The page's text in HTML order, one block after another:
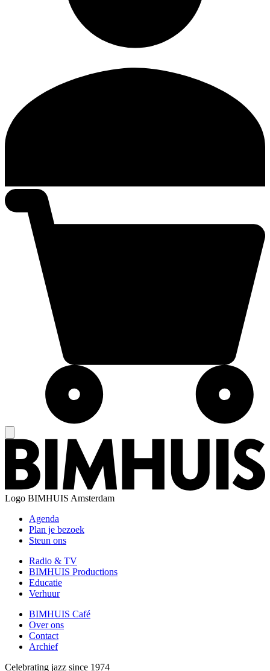
Logo BIMHUIS Amsterdam
Agenda
Plan je bezoek
Steun ons
Radio & TV
BIMHUIS Productions
Educatie
Verhuur
BIMHUIS Café
Over ons
Contact
Archief
Celebrating jazz since 1974